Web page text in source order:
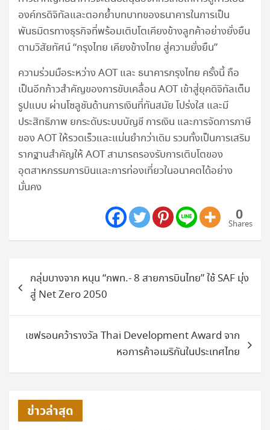
องค์กรดิจิทัลและตอกย้ำบทบาทของธนาคารในการเป็น
พันธมิตรทางธุรกิจที่พร้อมเติบโตเคียงข้างลูกค้าอย่างยั่งยืน
ตามวิสัยทัศน์ “กรุงไทย เคียงข้างไทย สู่ความยั่งยืน”
ความร่วมมือระหว่าง AOT และ ธนาคารกรุงไทย ครั้งนี้ ถือ
เป็นอีกก้าวสำคัญของการขับเคลื่อน AOT เข้าสู่ยุคดิจิทัลเต็ม
รูปแบบ ผ่านโซลูชันด้านการเงินที่ทันสมัย โปร่งใส และมี
ประสิทธิภาพ ยกระดับระบบบัญชี การเงิน และการจัดการภาษี
ของ AOT ให้รวดเร็วและแม่นยำกว่าเดิม รวมทั้งเป็นการเสริม
รากฐานสำคัญให้ AOT สามารถรองรับการเติบโตของ
อุตสาหกรรมการบินและการท่องเที่ยวในอนาคตได้อย่าง
มั่นคง
0
Shares
แนะแนว
เรื่องกลุ่มบางจาก หนุน “กพท.- 8 สายการบินไทย” ใช้ SAF มุ่ง
สู่ Net Zero 2050
เชฟรอนคว้ารางวัล Thai Development Award จาก
หอการค้าอเมริกันในประเทศไทย
ข่าวล่าสุด